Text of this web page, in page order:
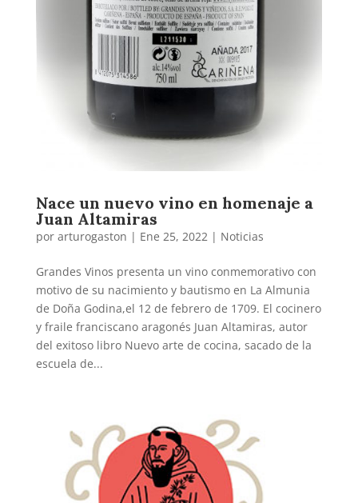
Nace un nuevo vino en homenaje a
Juan Altamiras
por arturogaston | Ene 25, 2022 | Noticias
Grandes Vinos presenta un vino conmemorativo con
motivo de su nacimiento y bautismo en La Almunia
de Doña Godina,el 12 de febrero de 1709. El cocinero
y fraile franciscano aragonés Juan Altamiras, autor
del exitoso libro Nuevo arte de cocina, sacado de la
escuela de...